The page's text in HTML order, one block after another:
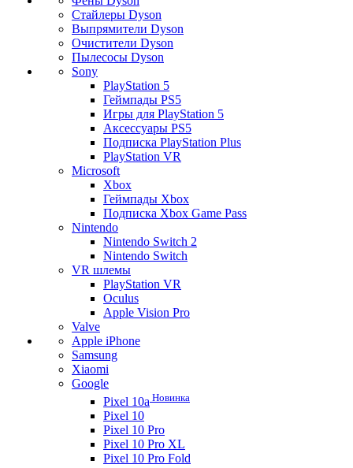
Стайлеры Dyson
Выпрямители Dyson
Очистители Dyson
Пылесосы Dyson
Sony
PlayStation 5
Геймпады PS5
Игры для PlayStation 5
Аксессуары PS5
Подписка PlayStation Plus
PlayStation VR
Microsoft
Xbox
Геймпады Xbox
Подписка Xbox Game Pass
Nintendo
Nintendo Switch 2
Nintendo Switch
VR шлемы
PlayStation VR
Oculus
Apple Vision Pro
Valve
Apple iPhone
Samsung
Xiaomi
Google
Pixel 10a Новинка
Pixel 10
Pixel 10 Pro
Pixel 10 Pro XL
Pixel 10 Pro Fold